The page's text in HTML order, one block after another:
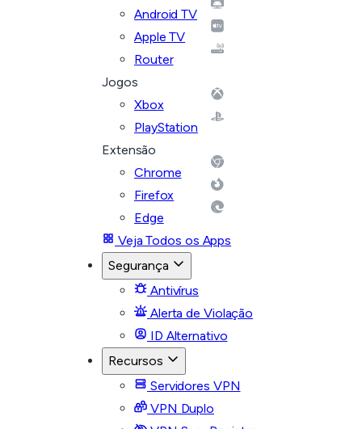
Android TV
Apple TV
Router
Jogos
Xbox
PlayStation
Extensão
Chrome
Firefox
Edge
Veja Todos os Apps
Segurança
Antivírus
Alerta de Violação
ID Alternativo
Recursos
Servidores VPN
VPN Duplo